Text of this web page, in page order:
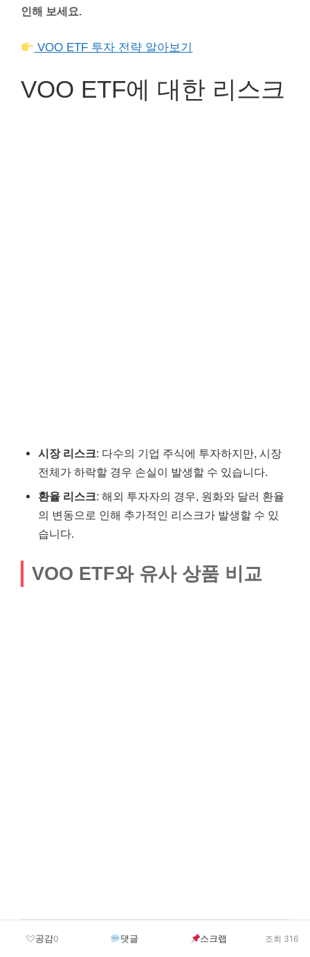
인해 보세요.
VOO ETF 투자 전략 알아보기
VOO ETF에 대한 리스크
시장 리스크: 다수의 기업 주식에 투자하지만, 시장
전체가 하락할 경우 손실이 발생할 수 있습니다.
환율 리스크: 해외 투자자의 경우, 원화와 달러 환율
의 변동으로 인해 추가적인 리스크가 발생할 수 있
습니다.
VOO ETF와 유사 상품 비교
상품명 특징
비용 비
배당 수익
공감0 댓글 스크랩 조회 316